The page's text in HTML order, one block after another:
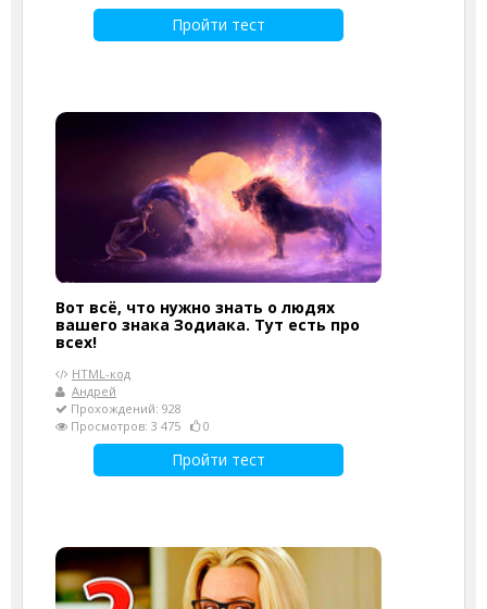
Пройти тест
Вот всё, что нужно знать о людях
вашего знака Зодиака. Тут есть про
всех!
HTML-код
Андрей
Прохождений: 928
Просмотров: 3 475
0
Пройти тест